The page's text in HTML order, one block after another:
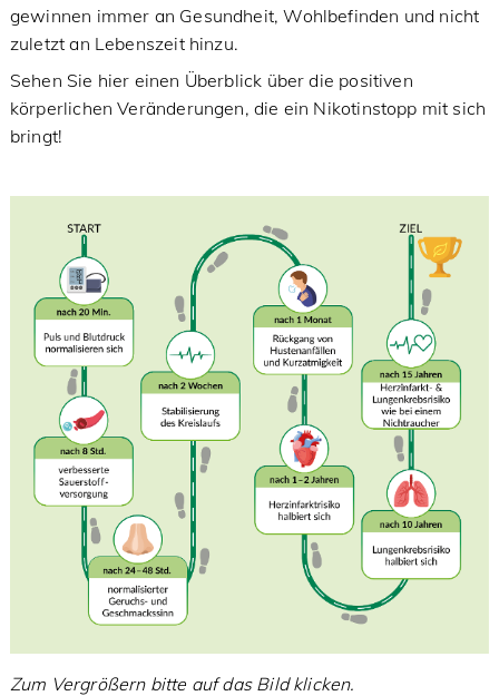
gewinnen immer an Gesundheit, Wohlbefinden und nicht
zuletzt an Lebenszeit hinzu.
Sehen Sie hier einen Überblick über die positiven
körperlichen Veränderungen, die ein Nikotinstopp mit sich
bringt!
Zum Vergrößern bitte auf das Bild klicken.